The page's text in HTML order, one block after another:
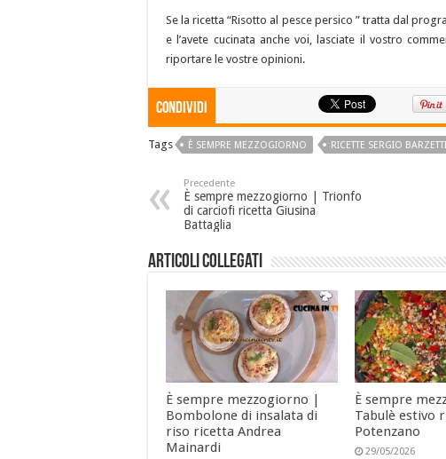
Se la ricetta “Risotto al pesce persico ” tratta dal
e l’avete cucinata anche voi, lasciate il vostro
riportare le vostre opinioni.
Condividi
Tags È SEMPRE MEZZOGIORNO RICETTE SERGIO BARZETTI
Precedente
È sempre mezzogiorno | Trionfo
di carciofi ricetta Giusina
Battaglia
Articoli collegati
È sempre mezzogiorno |
Bombolone di insalata di
riso ricetta Andrea
Mainardi
È sempre
Tabulè estivo
Potenzano
29/05/2026